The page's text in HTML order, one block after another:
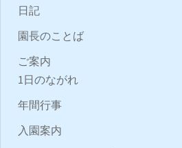
日記
園長のことば
ご案内
1日のながれ
年間行事
入園案内